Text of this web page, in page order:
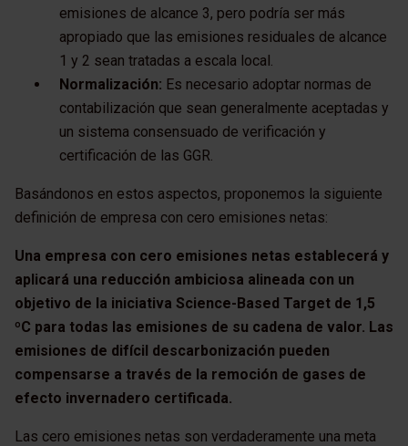
emisiones de alcance 3, pero podría ser más
apropiado que las emisiones residuales de alcance
1 y 2 sean tratadas a escala local.
Normalización: Es necesario adoptar normas de
contabilización que sean generalmente aceptadas y
un sistema consensuado de verificación y
certificación de las GGR.
Basándonos en estos aspectos, proponemos la siguiente
definición de empresa con cero emisiones netas:
Una empresa con cero emisiones netas establecerá y
aplicará una reducción ambiciosa alineada con un
objetivo de la iniciativa Science-Based Target de 1,5
ºC para todas las emisiones de su cadena de valor. Las
emisiones de difícil descarbonización pueden
compensarse a través de la remoción de gases de
efecto invernadero certificada.
Las cero emisiones netas son verdaderamente una meta